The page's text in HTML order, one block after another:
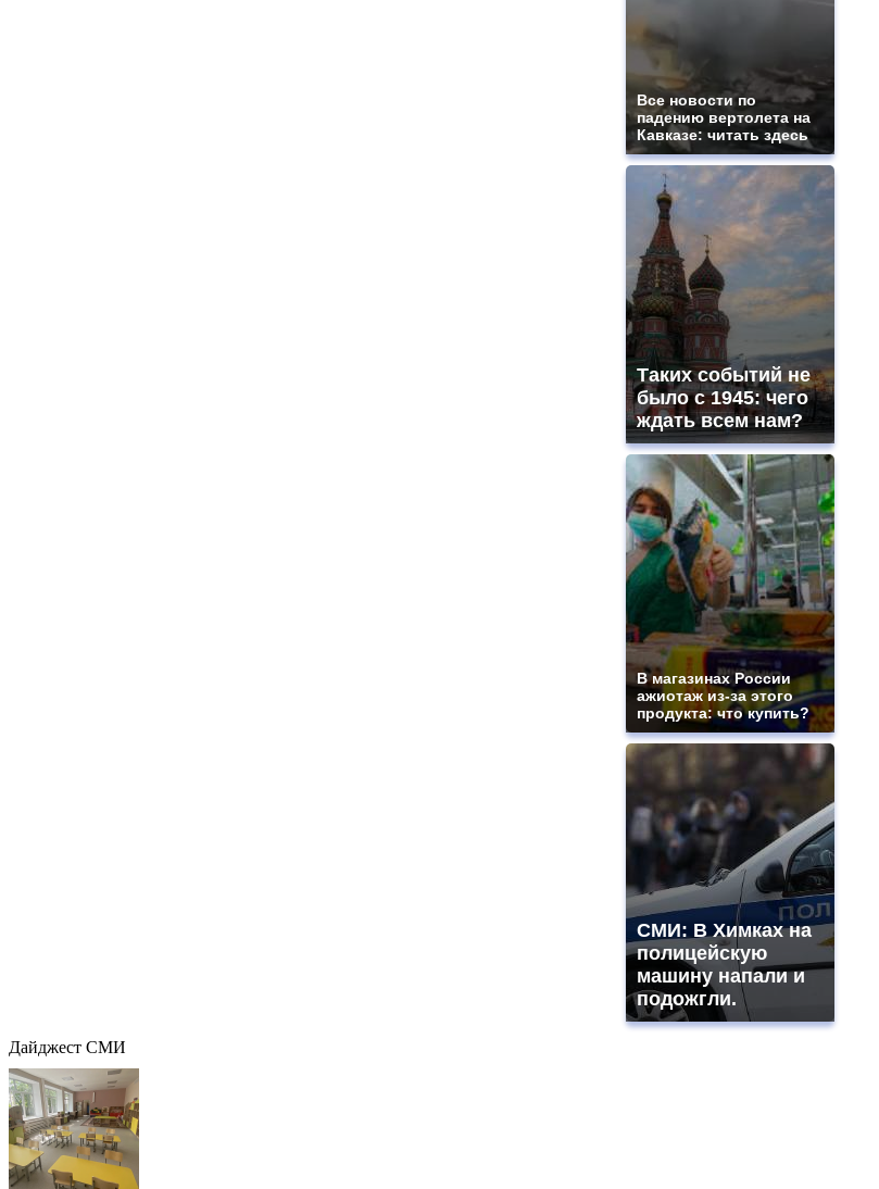
Все новости по
падению вертолета на
Кавказе: читать здесь
Таких событий не
было с 1945: чего
ждать всем нам?
В магазинах России
ажиотаж из-за этого
продукта: что купить?
СМИ: В Химках на
полицейскую
машину напали и
подожгли.
Дайджест СМИ